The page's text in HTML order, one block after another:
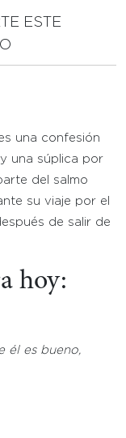
ESTE
una confesión
una súplica por
del salmo
su viaje por el
de salir de
hoy:
él es bueno,